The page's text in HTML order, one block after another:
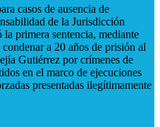
casos de ausencia de
de la Jurisdicción
primera sentencia, mediante
a 20 años de prisión al
Gutiérrez por crímenes de
en el marco de ejecuciones
presentadas ilegítimamente